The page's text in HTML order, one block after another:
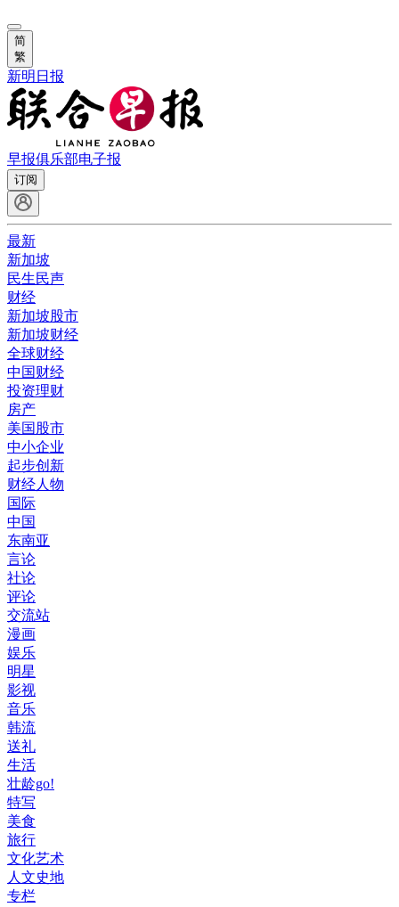
简
繁
新明日报
早报俱乐部电子报
订阅
最新
新加坡
民生民声
财经
新加坡股市
新加坡财经
全球财经
中国财经
投资理财
房产
美国股市
中小企业
起步创新
财经人物
国际
中国
东南亚
言论
社论
评论
交流站
漫画
娱乐
明星
影视
音乐
韩流
送礼
生活
壮龄go!
特写
美食
旅行
文化艺术
人文史地
专栏